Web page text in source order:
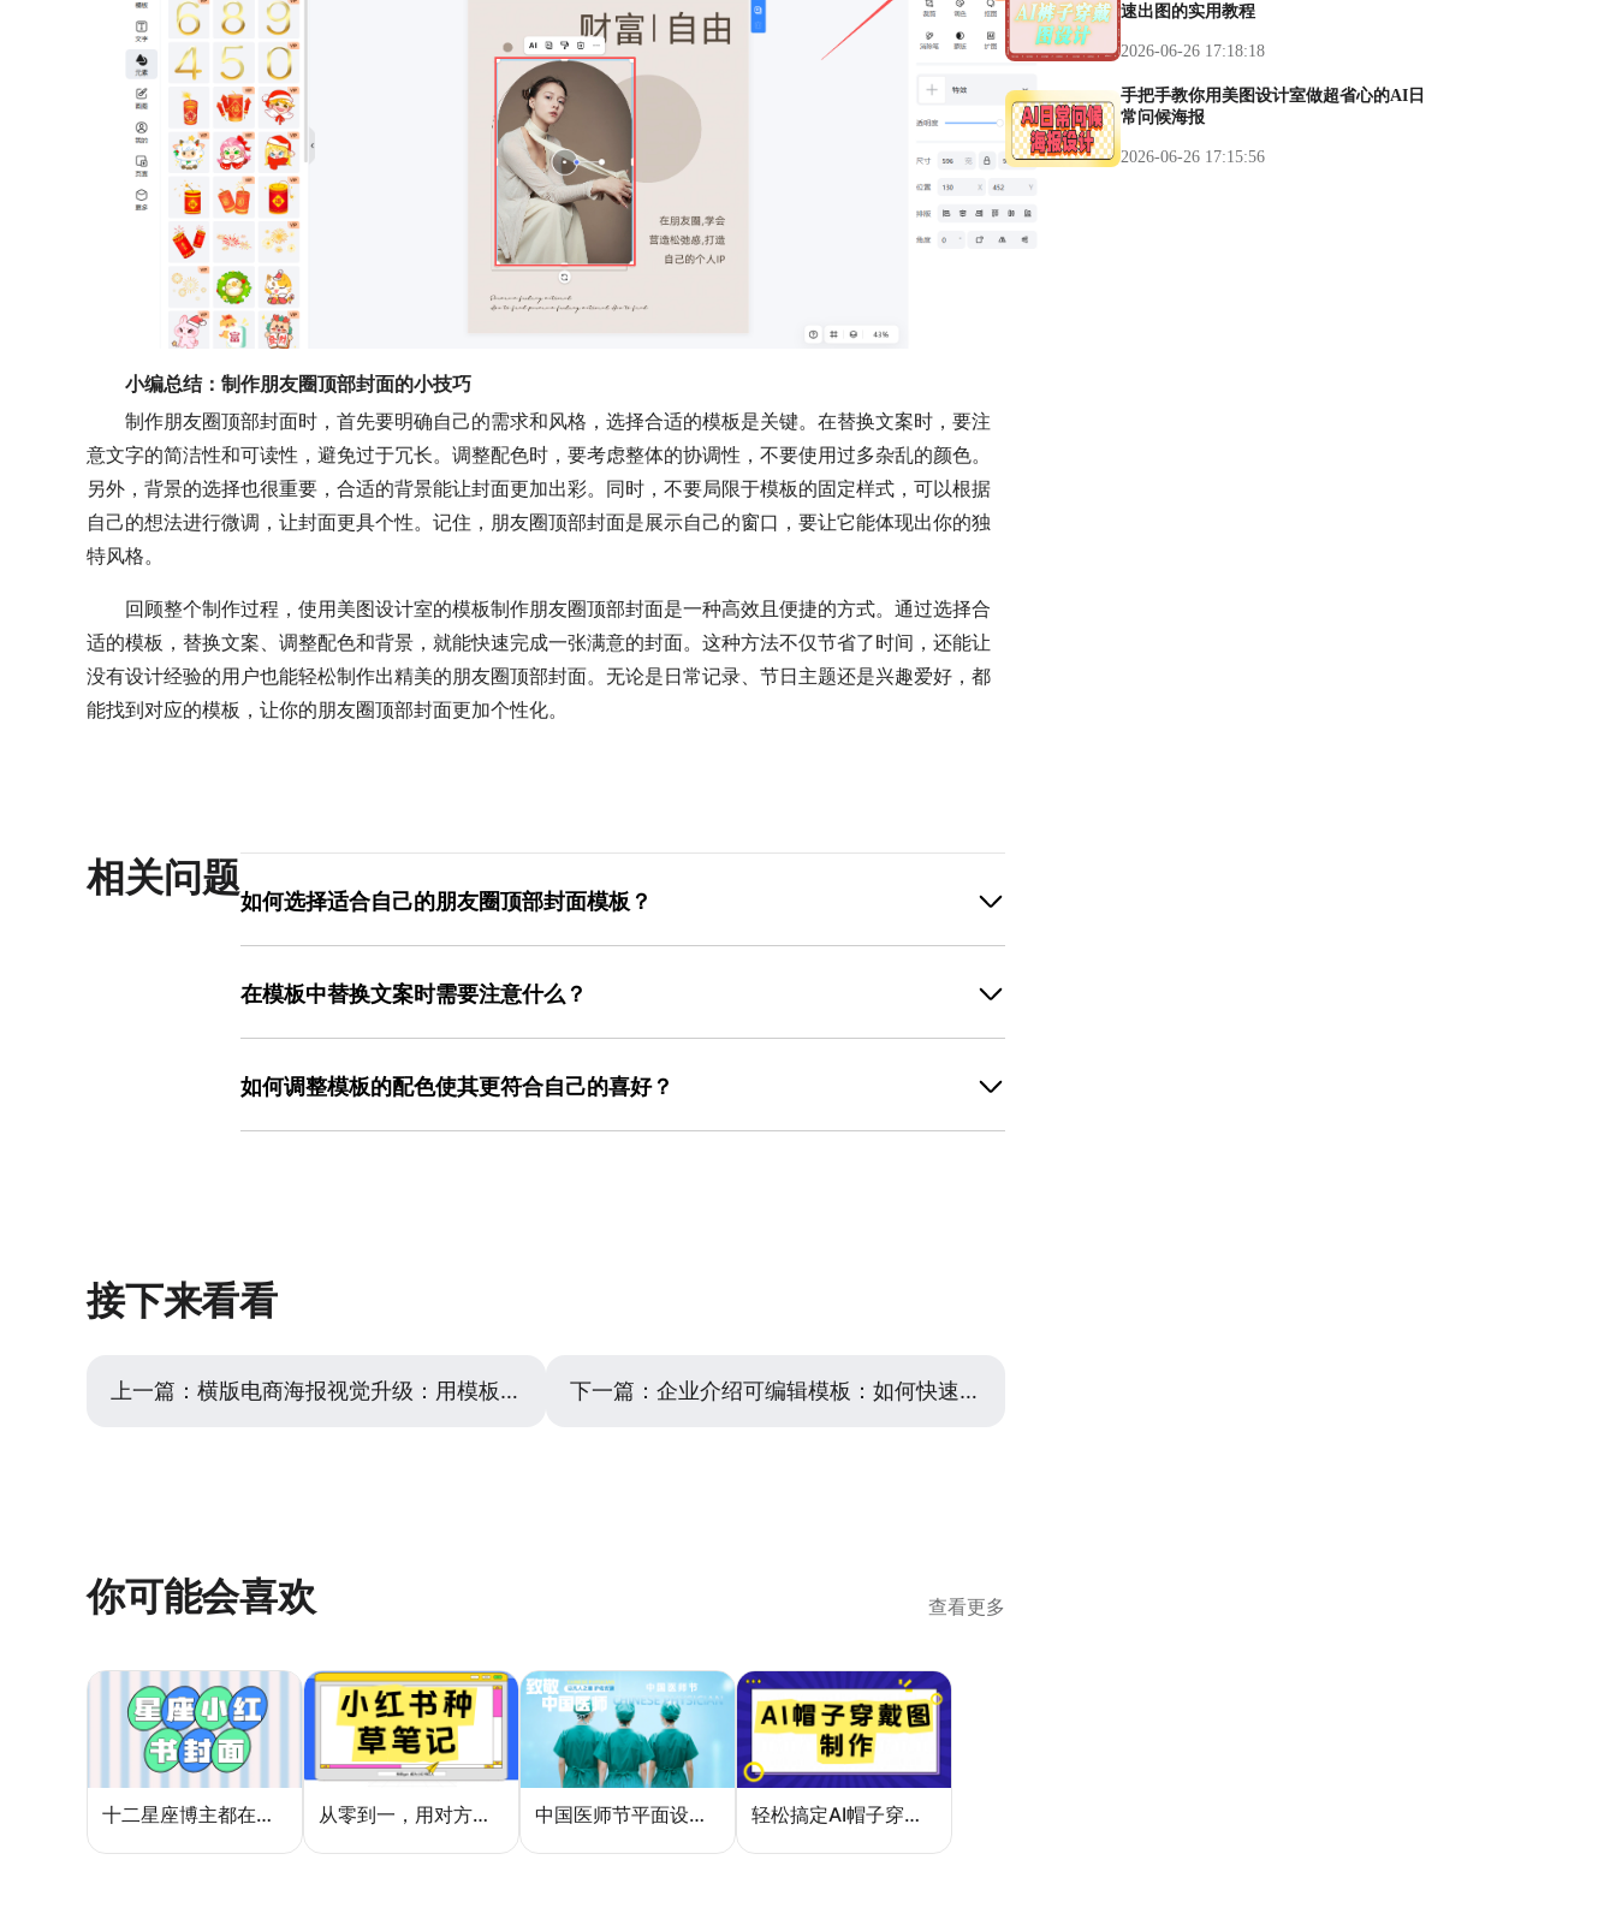
小编总结：制作朋友圈顶部封面的小技巧
制作朋友圈顶部封面时，首先要明确自己的需求和风格，选择合适的模板是关键。在替换文案时，要注
意文字的简洁性和可读性，避免过于冗长。调整配色时，要考虑整体的协调性，不要使用过多杂乱的颜色。
另外，背景的选择也很重要，合适的背景能让封面更加出彩。同时，不要局限于模板的固定样式，可以根据
自己的想法进行微调，让封面更具个性。记住，朋友圈顶部封面是展示自己的窗口，要让它能体现出你的独
特风格。
回顾整个制作过程，使用美图设计室的模板制作朋友圈顶部封面是一种高效且便捷的方式。通过选择合
适的模板，替换文案、调整配色和背景，就能快速完成一张满意的封面。这种方法不仅节省了时间，还能让
没有设计经验的用户也能轻松制作出精美的朋友圈顶部封面。无论是日常记录、节日主题还是兴趣爱好，都
能找到对应的模板，让你的朋友圈顶部封面更加个性化。
相关问题
如何选择适合自己的朋友圈顶部封面模板？
快速找到合适的。
在模板中替换文案时需要注意什么？
如何调整模板的配色使其更符合自己的喜好？
接下来看看
上一篇： 横版电商海报视觉升级：用模板快速优化产品展示效果 下一篇： 企业介绍可编辑模板：如何快速制作专业宣传物料
你可能会喜欢 查看更多
十二星座博主都在用的封面密码，星座小红书封面标题这样写才吸睛 从零到一，用对方法让小红书种草笔记的流量自己找上门 中国医师节平面设计：一张海报如何讲好白衣故事 轻松搞定AI帽子穿戴图，美图设计室电商主图教程
速出图的实用教程
2026-06-26 17:18:18
手把手教你用美图设计室做超省心的AI日
常问候海报
2026-06-26 17:15:56